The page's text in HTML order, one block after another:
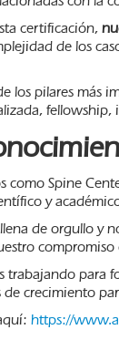
certificación,
de los
los pilares más
como Spine
y
de orgullo y
trabajando para
crecimiento
https://